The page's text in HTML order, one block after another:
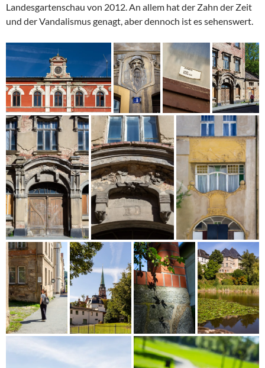
Landesgartenschau von 2012. An allem hat der Zahn der Zeit
und der Vandalismus genagt, aber dennoch ist es sehenswert.